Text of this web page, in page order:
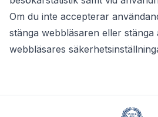
Om du inte accepterar
stänga webbläsaren eller stänga
webbläsares